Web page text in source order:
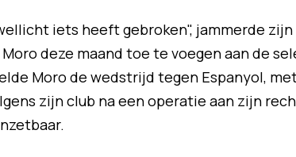
iets heeft gebroken", jammerde
deze maand toe te voegen aan de
Moro de wedstrijd tegen Espanyol,
zijn club na een operatie aan zijn